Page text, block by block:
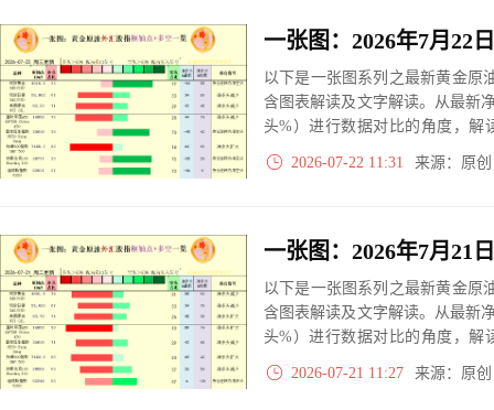
以下是一张图系列之最新黄金原
含图表解读及文字解读。从最新
头%）进行数据对比的角度，解
大、净多头减小、净空头无变
实际数据对比结果对应展示其中
2026-07-22 11:31 来源：原
以下是一张图系列之最新黄金原
含图表解读及文字解读。从最新
头%）进行数据对比的角度，解
大、净多头减小、净空头无变
实际数据对比结果对应展示其中
2026-07-21 11:27 来源：原